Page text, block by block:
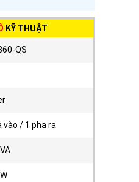
KỸ THUẬT
QS
vào / 1 pha ra